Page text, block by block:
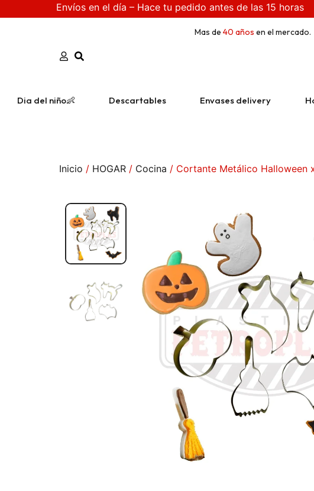
Envíos en el día – Hace tu pedido antes de las 15 horas
Mas de 40 años en el mercado.
Dia del niño👶 Descartables Envases delivery
Inicio / HOGAR / Cocina / Cortante Metálico Halloween